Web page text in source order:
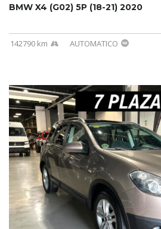
BMW X4 (G02) 5P (18-21) 2020
142790 km AUTOMATICO